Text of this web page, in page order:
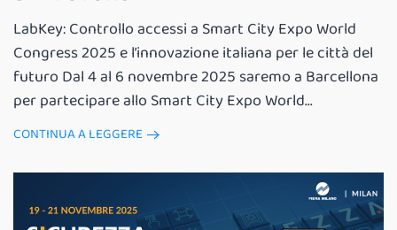
LabKey: Controllo accessi a Smart City Expo World
Congress 2025 e l’innovazione italiana per le città del
futuro Dal 4 al 6 novembre 2025 saremo a Barcellona
per partecipare allo Smart City Expo World...
CONTINUA A LEGGERE